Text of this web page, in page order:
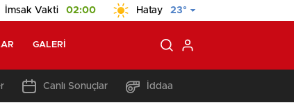
İmsak Vakti 02:00 Hatay 23°
GALERI
Canlı Sonuçlar İddaa